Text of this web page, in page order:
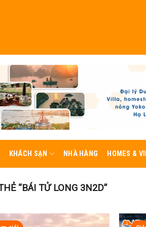
KHÁCH SẠN NHÀ HÀNG HOMES &
“BÁI TỬ LONG 3N2D”